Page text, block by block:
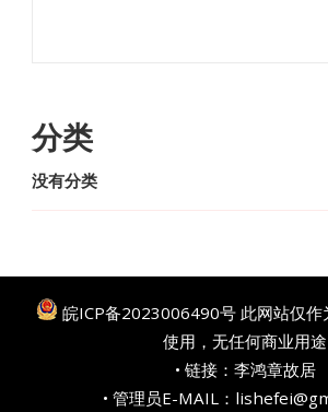
分类
没有分类
皖ICP备2023006490号 此网站仅
使用，无任何商业用途
• 链接： 李鸿章故居
• 管理员E-MAIL：